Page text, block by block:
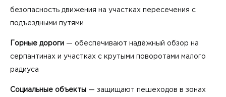
безопасность движения на участках пересечения с
подъездными путями
Горные дороги — обеспечивают надёжный обзор на
серпантинах и участках с крутыми поворотами малого
радиуса
Социальные объекты — защищают пешеходов в зонах